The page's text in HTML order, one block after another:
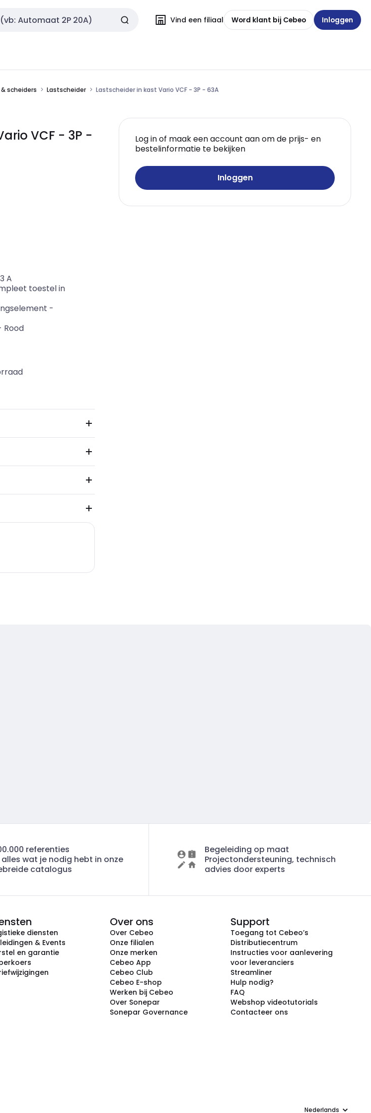
Vind een filiaal Word klant bij Cebeo Inloggen
scheiders Lastscheider Lastscheider in kast Vario VCF - 3P - 63A
VCF - 3P -
Log in of maak een account aan om de prijs- en
bestelinformatie te bekijken
Inloggen
A
toestel in
-
Rood
referenties
alles wat je nodig hebt in onze
catalogus
Begeleiding op maat
Projectondersteuning, technisch
advies door experts
diensten
& Events
en garantie
Over ons
Over Cebeo
Onze filialen
Onze merken
Cebeo App
Cebeo Club
Cebeo E-shop
Werken bij Cebeo
Over Sonepar
Sonepar Governance
Support
Toegang tot Cebeo’s
Distributiecentrum
Instructies voor aanlevering
voor leveranciers
Streamliner
Hulp nodig?
FAQ
Webshop videotutorials
Contacteer ons